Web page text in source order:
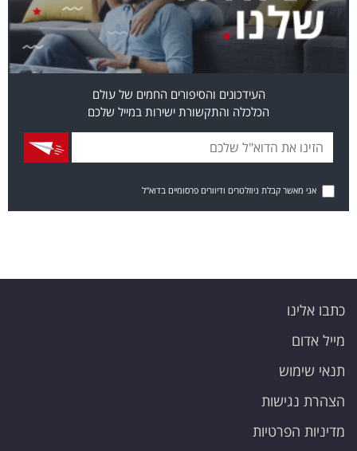
העידכונים והסיפורים החמים של עולם
הכלכלה והתקשורת ישירות במייל שלכם
אני מאשר קבלת ניוזלטרים ודיוורים פרסומיים בדוא"ל
כתבו אלינו
מייל אדום
תנאי שימוש
הצהרת נגישות
מדיניות הפרטיות